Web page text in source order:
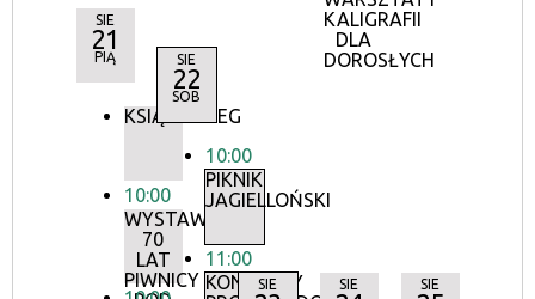
KALIGRAFII
DLA
DOROSŁYCH
SIE
21
PIĄ
KSIĄŻKOBIEG
10:00
WYSTAWA:
70
LAT
PIWNICY
SIE
22
SOB
10:00
PIKNIK
JAGIELLOŃSKI
11:00
KONCERTY
SIE SIE SIE